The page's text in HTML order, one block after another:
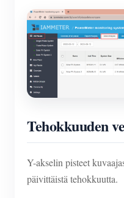
Tehokkuuden
Y-akselin pisteet
päivittäistä tehokkuutta.